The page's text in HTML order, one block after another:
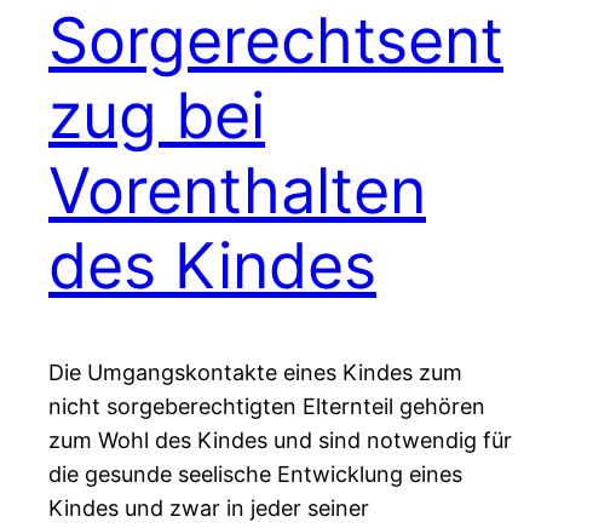
Sorgerechtsent
zug bei
Vorenthalten
des Kindes
Die Umgangskontakte eines Kindes zum
nicht sorgeberechtigten Elternteil gehören
zum Wohl des Kindes und sind notwendig für
die gesunde seelische Entwicklung eines
Kindes und zwar in jeder seiner